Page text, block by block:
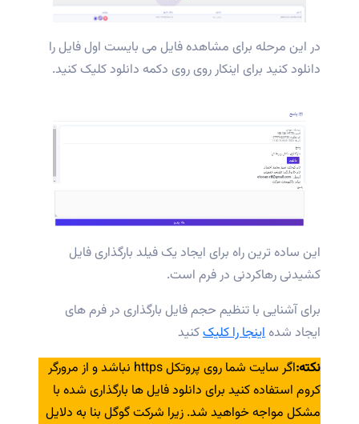
در این مرحله برای مشاهده فایل می بایست اول فایل را
دانلود کنید برای اینکار روی روی دکمه دانلود کلیک کنید.
این ساده ترین راه برای ایجاد یک فیلد بارگذاری فایل
کشیدنی رهاکردنی در فرم است.
برای آشنایی با تنظیم حجم فایل بارگذاری در فرم های
ایجاد شده اینجا را کلیککنید
نکته:
اگر سایت شما روی پروتکل https نباشد و از مرورگر
کروم استفاده کنید برای دانلود فایل ها بارگذاری شده با
مشکل مواجه خواهید شد. زیرا شرکت گوگل بنا به دلایل